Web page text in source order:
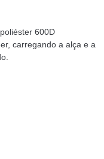
600D
carregando a alça e a